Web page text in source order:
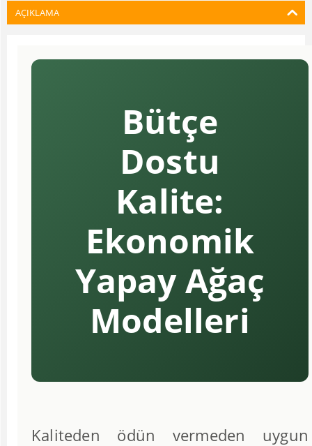
AÇIKLAMA
Bütçe
Dostu
Kalite:
Ekonomik
Yapay Ağaç
Modelleri
Kaliteden ödün vermeden uygun